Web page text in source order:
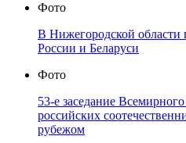
Фото
В Нижегородской
России и Беларуси
Фото
53-е заседание
российских
рубежом